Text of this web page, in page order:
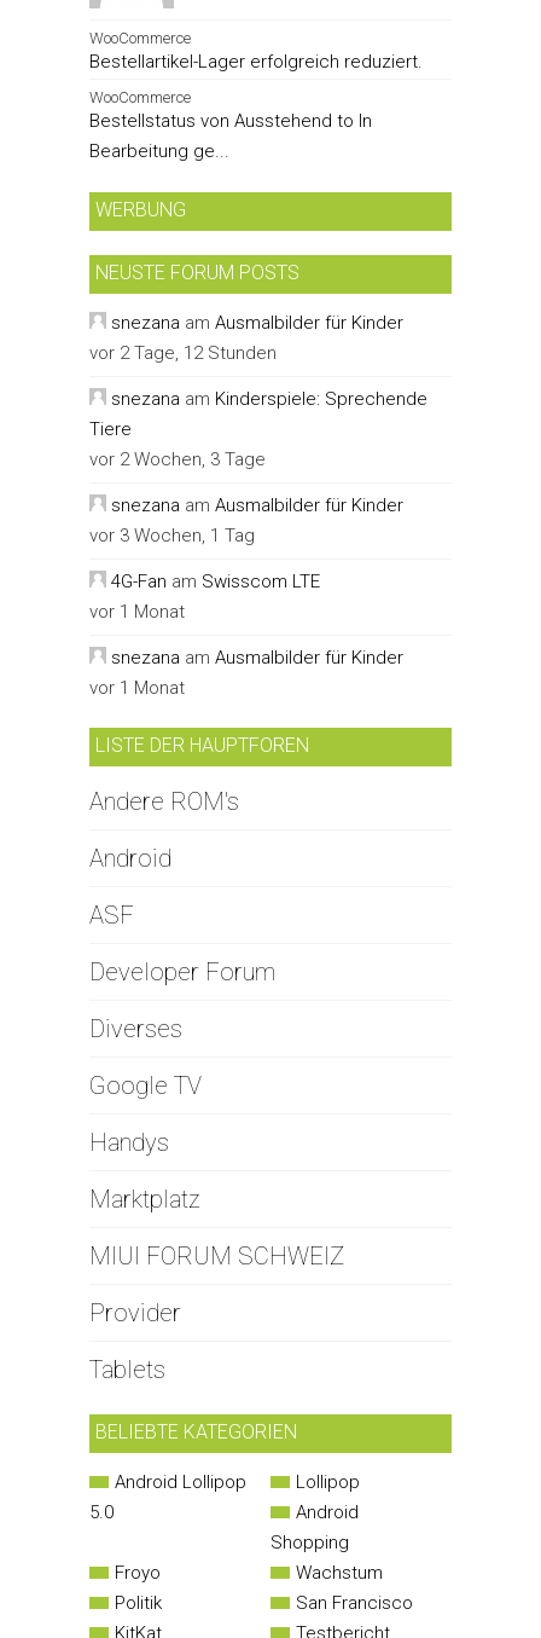
WooCommerce
Bestellartikel-Lager erfolgreich reduziert.
WooCommerce
Bestellstatus von Ausstehend to In
Bearbeitung ge...
WERBUNG
NEUSTE FORUM POSTS
snezana am Ausmalbilder für Kinder
vor 2 Tage, 12 Stunden
snezana am Kinderspiele: Sprechende
Tiere
vor 2 Wochen, 3 Tage
snezana am Ausmalbilder für Kinder
vor 3 Wochen, 1 Tag
4G-Fan am Swisscom LTE
vor 1 Monat
snezana am Ausmalbilder für Kinder
vor 1 Monat
LISTE DER HAUPTFOREN
Andere ROM's
Android
ASF
Developer Forum
Diverses
Google TV
Handys
Marktplatz
MIUI FORUM SCHWEIZ
Provider
Tablets
BELIEBTE KATEGORIEN
Android Lollipop
5.0
Lollipop
Android
Shopping
Froyo
Wachstum
Politik
San Francisco
KitKat
Testbericht